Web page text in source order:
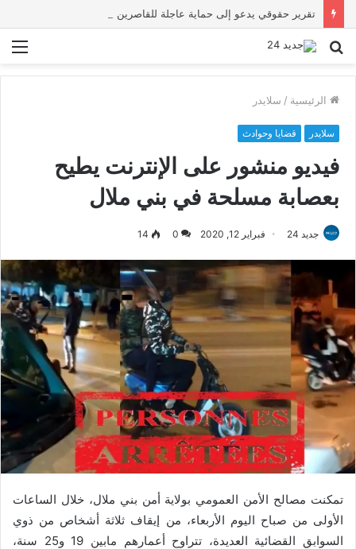
بحث
الرئيسية / سلايدر
سلايدر قضايا وحوادث
فيديو منشور على الإنترنت يطيح
بعصابة مسلحة في بني ملال
جديد 24 فبراير 12, 2020 0
14
تمكنت مصالح الأمن العمومي بولاية أمن بني ملال، خلال الساعات
الأولى من صباح اليوم الأربعاء، من إيقاف ثلاثة أشخاص من ذوي
السوابق القضائية العديدة، تتراوح أعمارهم مابين 19 و25 سنة،